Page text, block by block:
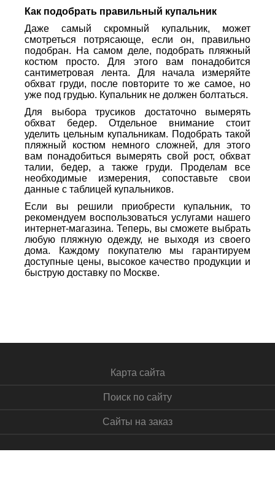
Как подобрать правильный купальник
Даже самый скромный купальник, может
смотреться потрясающе, если он, правильно
подобран. На самом деле, подобрать пляжный
костюм просто. Для этого вам понадобится
сантиметровая лента. Для начала измеряйте
обхват груди, после повторите то же самое, но
уже под грудью. Купальник не должен болтаться.
Для выбора трусиков достаточно вымерять
обхват бедер. Отдельное внимание стоит
уделить цельным купальникам. Подобрать такой
пляжный костюм немного сложней, для этого
вам понадобиться вымерять свой рост, обхват
талии, бедер, а также груди. Проделам все
необходимые измерения, сопоставьте свои
данные с таблицей купальников.
Если вы решили приобрести купальник, то
рекомендуем воспользоваться услугами нашего
интернет-магазина. Теперь, вы сможете выбрать
любую пляжную одежду, не выходя из своего
дома. Каждому покупателю мы гарантируем
доступные цены, высокое качество продукции и
быструю доставку по Москве.
Карта сайта
Поиск по сайту
Сайты на заказ